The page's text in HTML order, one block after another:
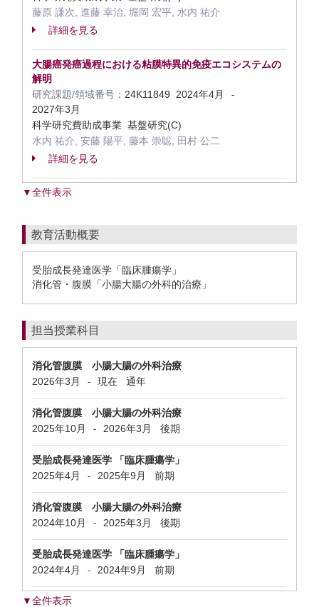
藤原 謙次, 進藤 幸治, 堀岡 宏平, 水内 祐介
詳細を見る
大腸癌発癌過程における粘膜特異的免疫エコシステムの
解明
研究課題/領域番号： 24K11849 2024年4月 -
2027年3月
科学研究費助成事業 基盤研究(C)
水内 祐介, 安藤 陽平, 藤本 崇聡, 田村 公二
詳細を見る
▼全件表示
教育活動概要
受胎成長発達医学「臨床腫瘍学」
消化管・腹膜「小腸大腸の外科的治療」
担当授業科目
消化管腹膜 小腸大腸の外科治療
2026年3月
- 現在 通年
消化管腹膜 小腸大腸の外科治療
2025年10月
- 2026年3月 後期
受胎成長発達医学 「臨床腫瘍学」
2025年4月
- 2025年9月 前期
消化管腹膜 小腸大腸の外科治療
2024年10月
- 2025年3月 後期
受胎成長発達医学 「臨床腫瘍学」
2024年4月
- 2024年9月 前期
▼全件表示